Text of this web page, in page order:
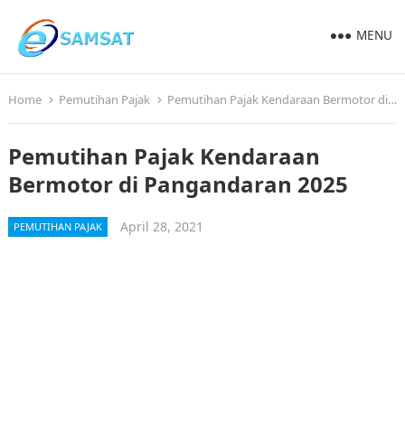
MENU
Home Pemutihan Pajak Pemutihan Pajak Kendaraan Bermotor di Pangandaran 2025
Pemutihan Pajak Kendaraan
Bermotor di Pangandaran 2025
PEMUTIHAN PAJAK April 28, 2021